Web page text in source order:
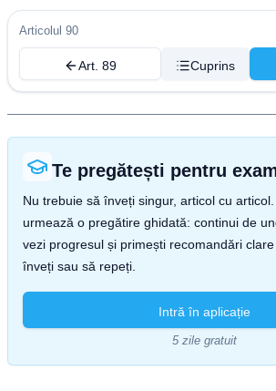
Articolul 90
Art. 89 Cuprins
Te pregătești pentru
Nu trebuie să înveți singur, articol cu
urmează o pregătire ghidată: continui de
vezi progresul și primești recomandări
înveți sau să repeți.
Intră în aplicație
5 zile gratuit